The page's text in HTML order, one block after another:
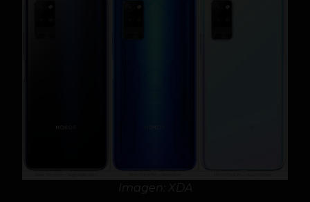
Imagen: XDA